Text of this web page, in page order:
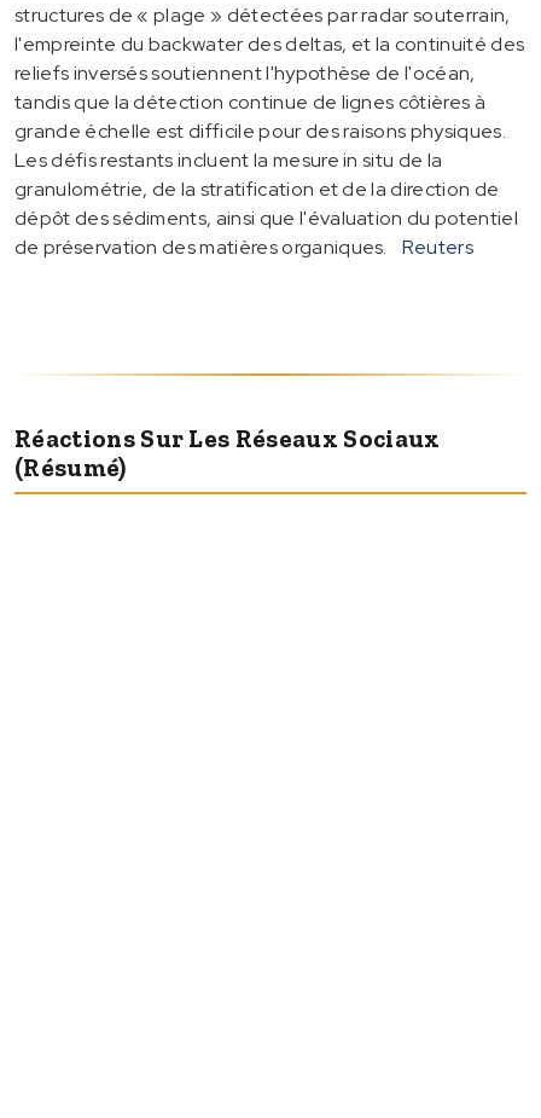
structures de « plage » détectées par radar souterrain,
l'empreinte du backwater des deltas, et la continuité des
reliefs inversés soutiennent l'hypothèse de l'océan,
tandis que la détection continue de lignes côtières à
grande échelle est difficile pour des raisons physiques.
Les défis restants incluent la mesure in situ de la
granulométrie, de la stratification et de la direction de
dépôt des sédiments, ainsi que l'évaluation du potentiel
de préservation des matières organiques.
Reuters
Réactions Sur Les Réseaux Sociaux
(résumé)